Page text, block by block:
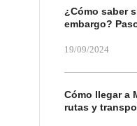
¿Cómo saber
embargo?
19/09/2024
Cómo llegar a
rutas y